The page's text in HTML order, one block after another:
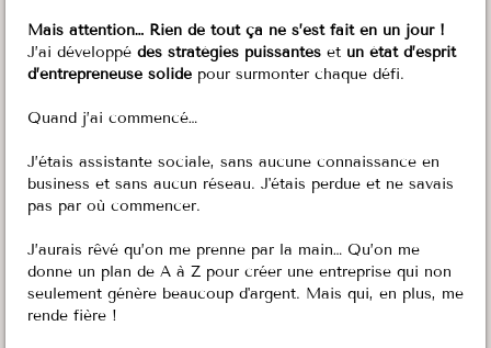
Mais attention… Rien de tout ça ne s’est fait en un jour !
J’ai développé des stratégies puissantes et un état d’esprit
d’entrepreneuse solide pour surmonter chaque défi.
Quand j’ai commencé…
J’étais assistante sociale, sans aucune connaissance en
business et sans aucun réseau. J'étais perdue et ne savais
pas par où commencer.
J’aurais rêvé qu’on me prenne par la main… Qu’on me
donne un plan de A à Z pour créer une entreprise qui non
seulement génère beaucoup d'argent. Mais qui, en plus, me
rende fière !